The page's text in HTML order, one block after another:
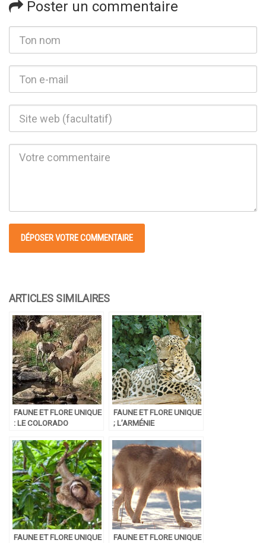
Poster un commentaire
FAUNE ET FLORE UNIQUE
: LE COLORADO
FAUNE ET FLORE UNIQUE
; L’ARMÉNIE
FAUNE ET FLORE UNIQUE
FAUNE ET FLORE UNIQUE